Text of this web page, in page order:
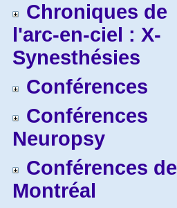
Chroniques de
l'arc-en-ciel : X-
Synesthésies
Conférences
Conférences
Neuropsy
Conférences de
Montréal